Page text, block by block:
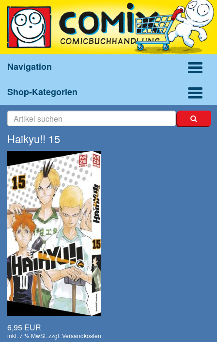
Navigation
Shop-Kategorien
Haikyu!! 15
6,95 EUR
inkl. 7 % MwSt. zzgl. Versandkosten